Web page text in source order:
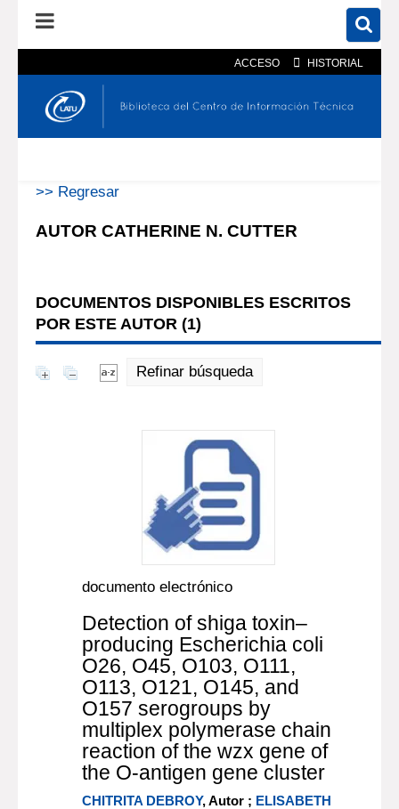
ACCESO HISTORIAL
En el catálogo En el sitio
>> Regresar
AUTOR CATHERINE N. CUTTER
DOCUMENTOS DISPONIBLES ESCRITOS
POR ESTE AUTOR (1)
Refinar búsqueda
documento electrónico
Detection of shiga toxin–
producing Escherichia coli
O26, O45, O103, O111,
O113, O121, O145, and
O157 serogroups by
multiplex polymerase chain
reaction of the wzx gene of
the O-antigen gene cluster
CHITRITA DEBROY, Autor ; ELISABETH